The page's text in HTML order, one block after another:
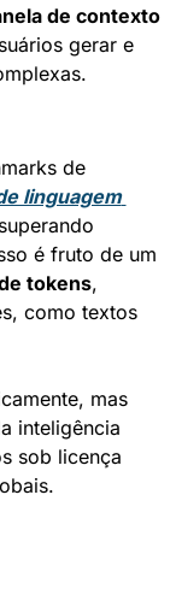
de contexto
gerar e
Os resultados do Qwen AI 3 em benchmarks de
linguagem
é fruto de um
tokens,
como textos
mas
inteligência
sob licença